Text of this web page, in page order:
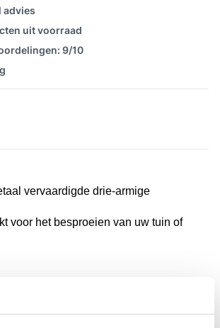
advies
uit voorraad
9/10
vervaardigde drie-armige
voor het besproeien van uw tuin of